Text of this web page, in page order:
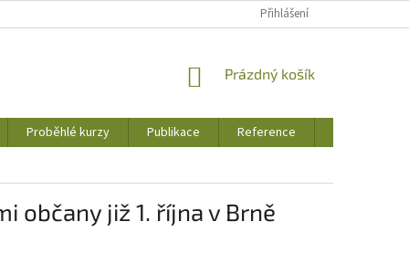
Přihlášení
NÁKUPNÍ
Prázdný košík
Proběhlé kurzy Publikace Reference
občany již 1. října v Brně